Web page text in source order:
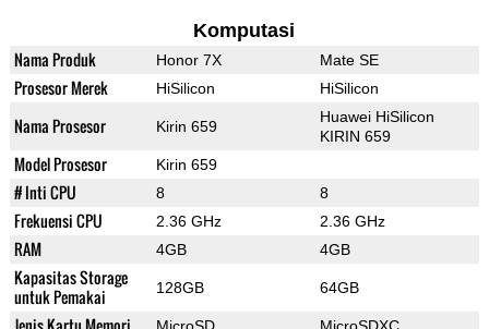
Komputasi
Nama Produk Honor 7X Mate SE
Prosesor Merek HiSilicon HiSilicon
Nama Prosesor Kirin 659
Huawei HiSilicon
KIRIN 659
Model Prosesor Kirin 659
# Inti CPU 8 8
Frekuensi CPU 2.36 GHz 2.36 GHz
RAM 4GB 4GB
Kapasitas Storage
untuk Pemakai
128GB 64GB